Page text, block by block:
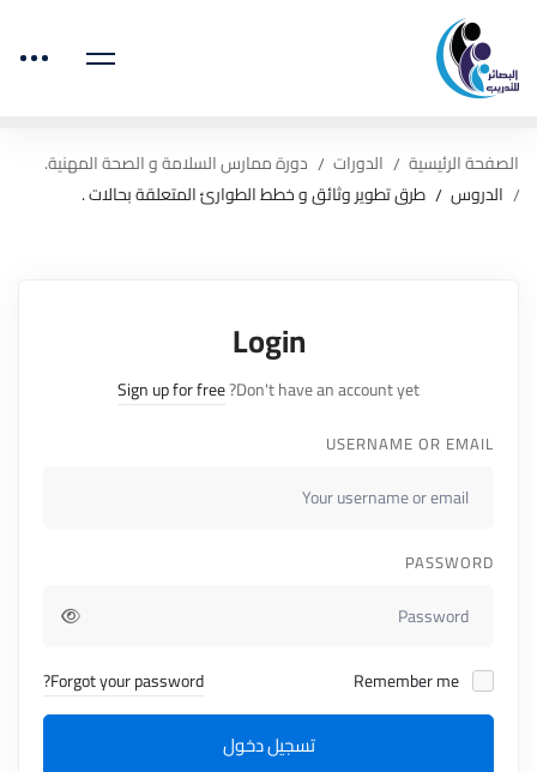
الصفحة الرئيسية الدورات
دورة ممارس السلامة و الصحة المهنية.
الدروس
طرق تطوير وثائق و خطط الطوارئ المتعلقة بحالات .
Login
Don't have an account yet?
Sign up for free
USERNAME OR EMAIL
PASSWORD
Forgot your password?
تسجيل دخول